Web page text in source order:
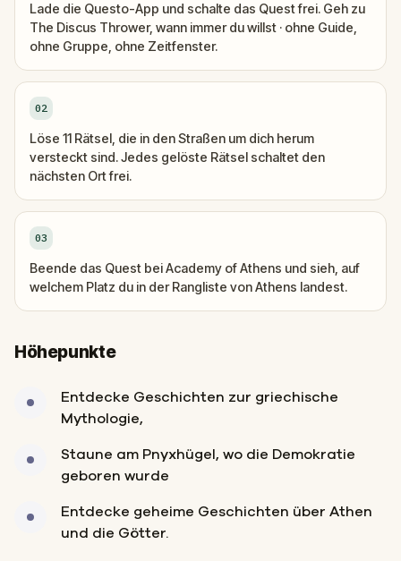
Lade die Questo-App und schalte das Quest frei. Geh zu
The Discus Thrower, wann immer du willst · ohne Guide,
ohne Gruppe, ohne Zeitfenster.
02
Löse 11 Rätsel, die in den Straßen um dich herum
versteckt sind. Jedes gelöste Rätsel schaltet den
nächsten Ort frei.
03
Beende das Quest bei Academy of Athens und sieh, auf
welchem Platz du in der Rangliste von Athens landest.
Höhepunkte
Entdecke Geschichten zur griechische
Mythologie,
Staune am Pnyxhügel, wo die Demokratie
geboren wurde
Entdecke geheime Geschichten über Athen
und die Götter.